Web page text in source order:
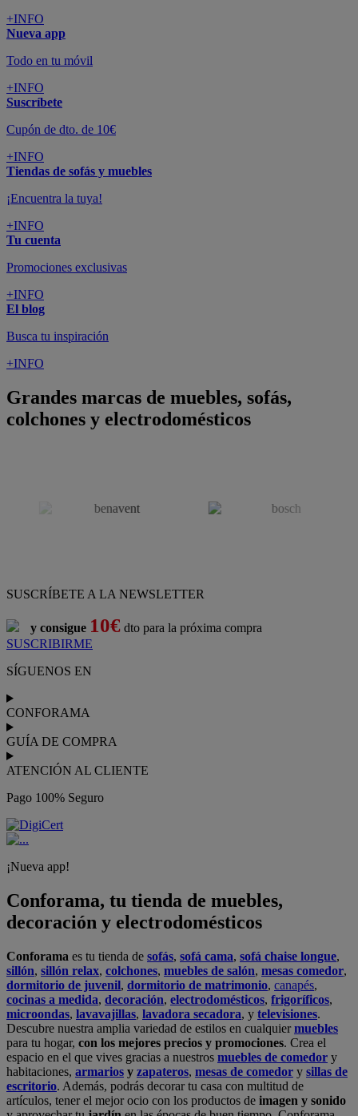
+INFO
Nueva app
Todo en tu móvil
+INFO
Suscríbete
Cupón de dto. de 10€
+INFO
Tiendas de sofás y muebles
¡Encuentra la tuya!
+INFO
Tu cuenta
Promociones exclusivas
+INFO
El blog
Busca tu inspiración
+INFO
Grandes marcas de muebles, sofás,
colchones y electrodomésticos
SUSCRÍBETE A LA NEWSLETTER
y consigue 10€ dto para la próxima compra
SUSCRIBIRME
SÍGUENOS EN
CONFORAMA
GUÍA DE COMPRA
ATENCIÓN AL CLIENTE
Pago 100% Seguro
¡Nueva app!
Conforama, tu tienda de muebles,
decoración y electrodomésticos
Conforama es tu tienda de sofás, sofá cama, sofá chaise longue,
sillón, sillón relax, colchones, muebles de salón, mesas comedor,
dormitorio de juvenil, dormitorio de matrimonio, canapés,
cocinas a medida, decoración, electrodomésticos, frigoríficos,
microondas, lavavajillas, lavadora secadora, y televisiones.
Descubre nuestra amplia variedad de estilos en cualquiermuebles
para tu hogar, con los mejores precios y promociones. Crea el
espacio en el que vives gracias a nuestros muebles de comedor y
habitaciones, armarios y zapateros, mesas de comedor y sillas de
escritorio. Además, podrás decorar tu casa con multitud de
artículos, tener el mejor ocio con los productos de imagen y sonido